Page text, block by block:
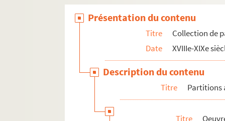
Présentation du contenu
Titre
Collection de
Date
XVIIIe-XIXe
Description du contenu
Titre Partitions
Titre